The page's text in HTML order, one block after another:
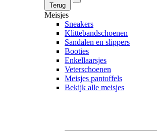
Terug
Meisjes
Sneakers
Klittebandschoenen
Sandalen en slippers
Booties
Enkellaarsjes
Veterschoenen
Meisjes pantoffels
Bekijk alle meisjes